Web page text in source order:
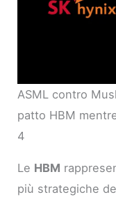
ASML contro
patto HBM
4
Le HBM
più strategiche